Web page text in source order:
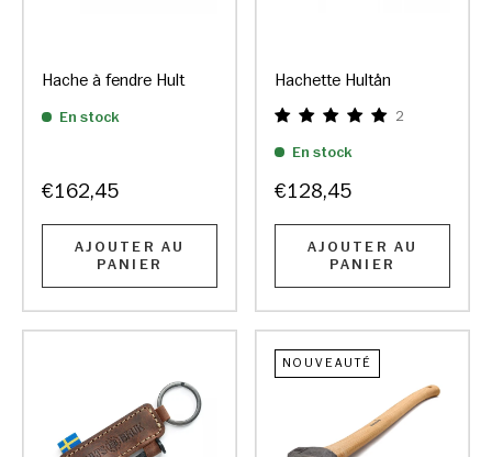
Hache à fendre Hult
En stock
€162,45
AJOUTER AU
PANIER
Hachette Hultån
2
En stock
€128,45
AJOUTER AU
PANIER
NOUVEAUTÉ